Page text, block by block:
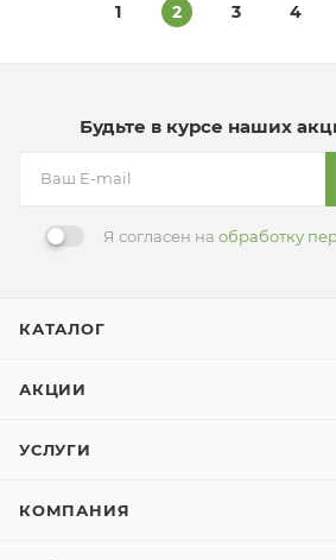
1 2 3 4
Будьте в курсе наших
Я согласен на обработку
КАТАЛОГ
АКЦИИ
УСЛУГИ
КОМПАНИЯ